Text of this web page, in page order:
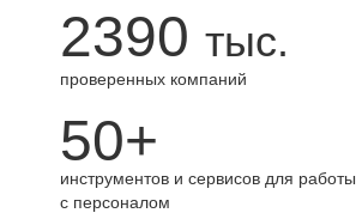
2390 тыс.
проверенных компаний
50+
инструментов и сервисов для работы
с персоналом